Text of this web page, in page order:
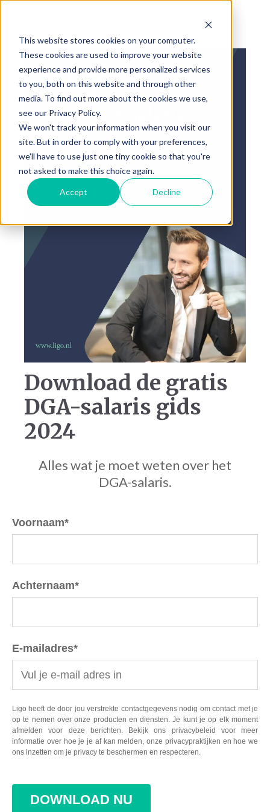
This website stores cookies on your computer.
These cookies are used to improve your website
experience and provide more personalized services
to you, both on this website and through other
media. To find out more about the cookies we use,
see our Privacy Policy.
We won't track your information when you visit our
site. But in order to comply with your preferences,
we'll have to use just one tiny cookie so that you're
not asked to make this choice again.
Accept Decline
Download de gratis
DGA-salaris gids
2024
Alles wat je moet weten over het
DGA-salaris.
Voornaam*
Achternaam*
E-mailadres*
Ligo heeft de door jou verstrekte contactgegevens nodig om contact met je
op te nemen over onze producten en diensten. Je kunt je op elk moment
afmelden voor deze berichten. Bekijk ons privacybeleid voor meer
informatie over hoe je je af kan melden, onze privacypraktijken en hoe we
ons inzetten om je privacy te beschermen en respecteren.